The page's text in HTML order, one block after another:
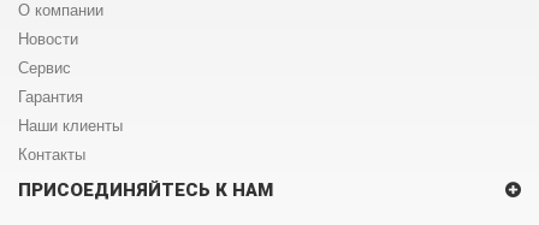
О компании
Новости
Сервис
Гарантия
Наши клиенты
Контакты
ПРИСОЕДИНЯЙТЕСЬ К НАМ